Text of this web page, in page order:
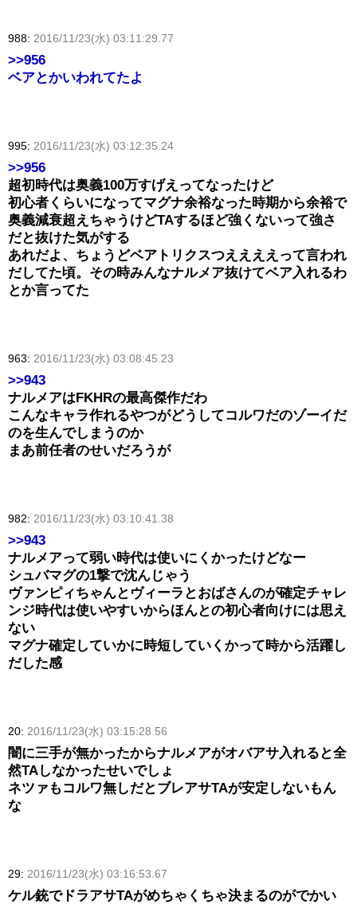
988: 2016/11/23(水) 03:11:29.77
>>956
ベアとかいわれてたよ
995: 2016/11/23(水) 03:12:35.24
>>956
超初時代は奥義100万すげえってなったけど
初心者くらいになってマグナ余裕なった時期から余裕で
奥義減衰超えちゃうけどTAするほど強くないって強さ
だと抜けた気がする
あれだよ、ちょうどベアトリクスつええええって言われ
だしてた頃。その時みんなナルメア抜けてベア入れるわ
とか言ってた
963: 2016/11/23(水) 03:08:45.23
>>943
ナルメアはFKHRの最高傑作だわ
こんなキャラ作れるやつがどうしてコルワだのゾーイだ
のを生んでしまうのか
まあ前任者のせいだろうが
982: 2016/11/23(水) 03:10:41.38
>>943
ナルメアって弱い時代は使いにくかったけどなー
シュバマグの1撃で沈んじゃう
ヴァンピィちゃんとヴィーラとおばさんのが確定チャレ
ンジ時代は使いやすいからほんとの初心者向けには思え
ない
マグナ確定していかに時短していくかって時から活躍し
だした感
20: 2016/11/23(水) 03:15:28.56
闇に三手が無かったからナルメアがオバアサ入れると全
然TAしなかったせいでしょ
ネツァもコルワ無しだとブレアサTAが安定しないもん
な
29: 2016/11/23(水) 03:16:53.67
ケル銃でドラアサTAがめちゃくちゃ決まるのがでかい